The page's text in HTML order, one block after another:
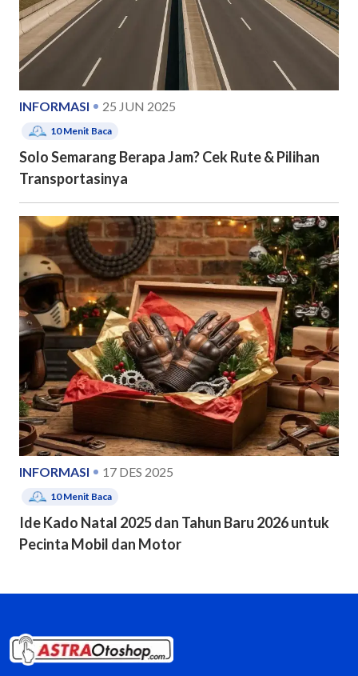
INFORMASI 25 JUN 2025
10Menit Baca
Solo Semarang Berapa Jam? Cek Rute & Pilihan
Transportasinya
INFORMASI 17 DES 2025
10Menit Baca
Ide Kado Natal 2025 dan Tahun Baru 2026 untuk
Pecinta Mobil dan Motor